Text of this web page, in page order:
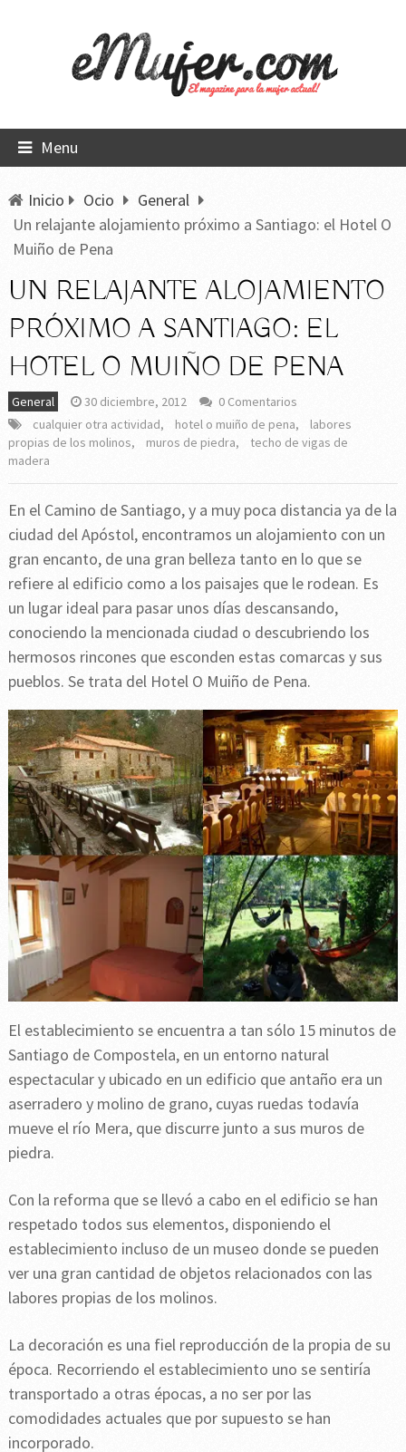
Menu
Inicio Ocio
General
Un relajante alojamiento próximo a Santiago: el Hotel O
Muiño de Pena
UN RELAJANTE ALOJAMIENTO
PRÓXIMO A SANTIAGO: EL
HOTEL O MUIÑO DE PENA
General 30 diciembre, 2012
0 Comentarios
cualquier otra actividad, hotel o muiño de pena,
labores
propias de los molinos, muros de piedra,
techo de vigas de
madera
En el Camino de Santiago, y a muy poca distancia ya de la
ciudad del Apóstol, encontramos un alojamiento con un
gran encanto, de una gran belleza tanto en lo que se
refiere al edificio como a los paisajes que le rodean. Es
un lugar ideal para pasar unos días descansando,
conociendo la mencionada ciudad o descubriendo los
hermosos rincones que esconden estas comarcas y sus
pueblos. Se trata del Hotel O Muiño de Pena.
El establecimiento se encuentra a tan sólo 15 minutos de
Santiago de Compostela, en un entorno natural
espectacular y ubicado en un edificio que antaño era un
aserradero y molino de grano, cuyas ruedas todavía
mueve el río Mera, que discurre junto a sus muros de
piedra.
Con la reforma que se llevó a cabo en el edificio se han
respetado todos sus elementos, disponiendo el
establecimiento incluso de un museo donde se pueden
ver una gran cantidad de objetos relacionados con las
labores propias de los molinos.
La decoración es una fiel reproducción de la propia de su
época. Recorriendo el establecimiento uno se sentiría
transportado a otras épocas, a no ser por las
comodidades actuales que por supuesto se han
incorporado.